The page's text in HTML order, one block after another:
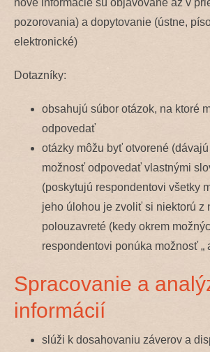
pozorovania) a dopytovanie (ústne,
elektronické)
Dotazníky:
obsahujú súbor otázok, na ktoré
odpovedať
otázky môžu byť otvorené
možnosť odpovedať vlastnými
(poskytujú respondentovi všetky
jeho úlohou je zvoliť si niektorú z
polouzavreté (kedy okrem
respondentovi ponúka možnosť
Spracovanie a
informácií
slúži k dosahovaniu záverov a